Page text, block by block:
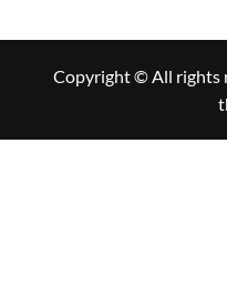
Copyright © All rights